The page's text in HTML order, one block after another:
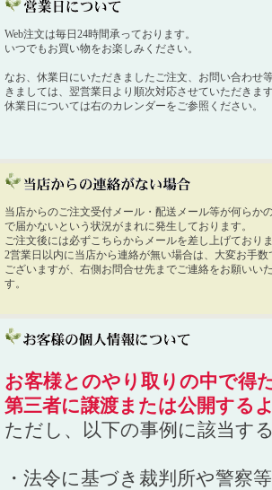
Web注文は毎日24時間承っております。
いつでもお買い物をお楽しみください。
なお、休業日にいただきましたご注文、お問い合わせ
きましては、翌営業日より順次対応させていただきま
休業日については右のカレンダーをご参照ください。
当店からのご注文受付メール・配送メール等が何らか
で届かないという状況がまれに発生しております。
ご注文後には必ずこちらからメールを差し上げており
2営業日以内に当店から連絡が無い場合は、大変お手数
ございますが、右側お問合せ先までご連絡をお願いい
す。
お客様とのやり取りの中で得
第三者に譲渡または公開する
ただし、以下の事例に該当す
・法令に基づき裁判所や警察